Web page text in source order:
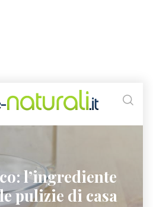
l’ingrediente
pulizie di casa